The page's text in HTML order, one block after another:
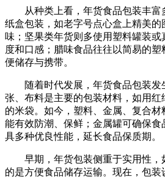
从种类上看，年货食品包装丰富
纸盒包装，如老字号点心盒上精美
味；坚果类年货则多使用塑料罐装
度和口感；腊味食品往往以简易的
便储存与携带。
随着时代发展，年货食品包装发
张、布料是主要的包装材料，如用红
的米袋。如今，塑料、金属、复合
能有效防潮、保鲜；金属罐可确保
具多种优良性能，延长食品保质期。
早期，年货包装侧重于实用性，
的是方便食品储存运输。现在，包